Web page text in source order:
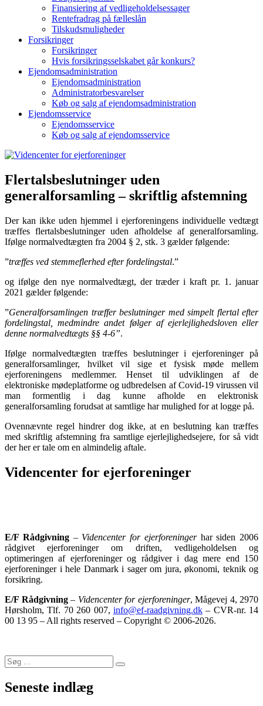
Finansiering af vedligeholdelsessager
Rentefradrag på fælleslån
Tilskudsmuligheder
Forsikringer
Forsikringer
Hvis forsikringsselskabet går konkurs?
Ejendomsadministration
Ejendomsadministration
Administratorbesvarelser
Køb og salg af ejendomsadministration
Ejendomsservice
Ejendomsservice
Køb og salg af ejendomsservice
Flertalsbeslutninger uden
generalforsamling – skriftlig afstemning
Der kan ikke uden hjemmel i ejerforeningens individuelle vedtægt
træffes flertalsbeslutninger uden afholdelse af generalforsamling.
Ifølge normalvedtægten fra 2004 § 2, stk. 3 gælder følgende:
”træffes ved stemmeflerhed efter fordelingstal.”
og ifølge den nye normalvedtægt, der træder i kraft pr. 1. januar
2021 gælder følgende:
”Generalforsamlingen træffer beslutninger med simpelt flertal efter
fordelingstal, medmindre andet følger af ejerlejlighedsloven eller
denne normalvedtægts §§ 4-6”.
Ifølge normalvedtægten træffes beslutninger i ejerforeninger på
generalforsamlinger, hvilket vil sige et fysisk møde mellem
ejerforeningens medlemmer. Henset til udviklingen af de
elektroniske mødeplatforme og udbredelsen af Covid-19 virussen vil
man formentlig i dag kunne afholde en elektronisk
generalforsamling forudsat at samtlige har mulighed for at logge på.
Ovennævnte regel hindrer dog ikke, at en beslutning kan træffes
med skriftlig afstemning fra samtlige ejerlejlighedsejere, for så vidt
der her er tale om en almindelig aftale.
Videncenter for ejerforeninger
E/F Rådgivning– Videncenter for ejerforeninger har siden 2006
rådgivet ejerforeninger om driften, vedligeholdelsen og
optimeringen af ejerforeninger og rådgiver i dag mere end 150
ejerforeninger i hele Danmark i sager om jura, økonomi, teknik og
forsikring.
E/F Rådgivning– Videncenter for ejerforeninger, Mågevej 4, 2970
Hørsholm, Tlf. 70 260 007, info@ef-raadgivning.dk– CVR-nr. 14
00 13 95 – All rights reserved – Copyright © 2006-2026.
Søg
efter:
Søg
Seneste indlæg